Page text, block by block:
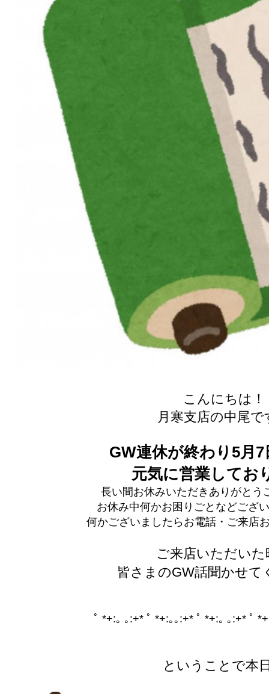
こんにちは！
月寒支店の中尾で
GW連休が終わり5月
元気に営業してお
長い間お休みいただきありがとう
お休み中何かお困りごとなどござ
何かございましたらお電話・ご来店
ご来店いただいた
皆さまのGW話聞かせて
ﾟ *+:｡ ｡:+* ﾟ *+:｡｡:+* ﾟ *+:｡ ｡:+* ﾟ
ということで本